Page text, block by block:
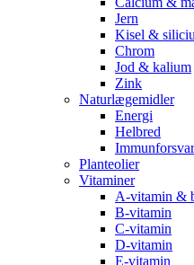
Jern
Kisel &
Chrom
Jod & kalium
Zink
Naturlægemidler
Energi
Helbred
Immunforsvar
Planteolier
Vitaminer
A-vitamin &
B-vitamin
C-vitamin
D-vitamin
E-vitamin